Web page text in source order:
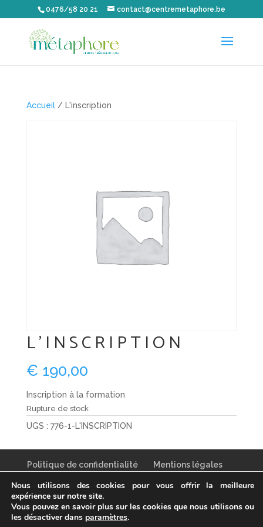
0476/58 20 21 contact@centremetaphore.be
Accueil/ L'inscription
L'INSCRIPTION
€ 190,00
Inscription à la formation
Rupture de stock
UGS : 776-1-L'INSCRIPTION
Politique de confidentialité
Mentions légales
Nous utilisons des cookies pour vous offrir la meilleure
expérience sur notre site.
Vous pouvez en savoir plus sur les cookies que nous utilisons ou
les désactiver dans paramètres.